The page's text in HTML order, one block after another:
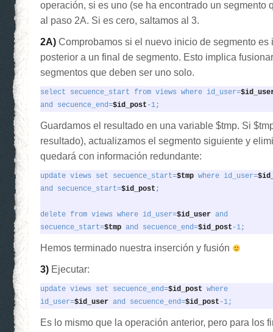
operación, si es uno (se ha encontrado un segmento
al paso 2A. Si es cero, saltamos al 3.
2A) Comprobamos si el nuevo inicio de segmento es
posterior a un final de segmento. Esto implica
segmentos que deben ser uno solo.
select secuence_start from views where id_user=
and secuence_end=$id_post -1;
Guardamos el resultado en una variable $tmp. Si
resultado), actualizamos el segmento siguiente y
quedará con información redundante:
update views set secuence_start=$tmp where id_user=
and secuence_start=$id_post ;
delete from views where id_user=$id_user and
secuence_start=$tmp and secuence_end=$id_post -1;
Hemos terminado nuestra inserción y fusión
3) Ejecutar:
update views set secuence_end=$id_post where
id_user=$id_user and secuence_end=$id_post -1;
Es lo mismo que la operación anterior, pero para los